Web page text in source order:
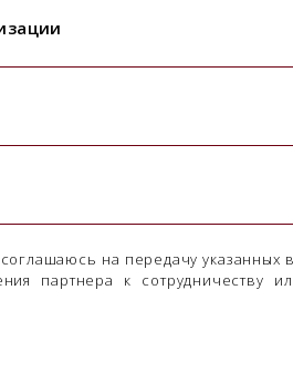
на передачу
партнера к сотрудничеству